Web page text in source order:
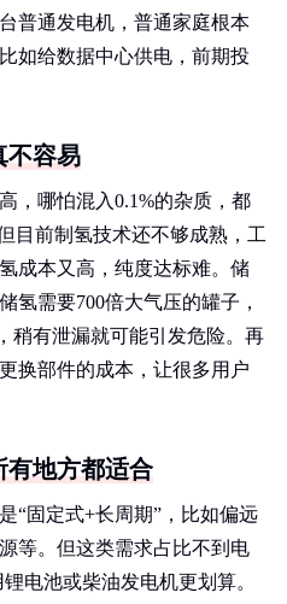
普通发电机，普通家庭根本
如给数据中心供电，前期投
不容易
，哪怕混入0.1%的杂质，都
目前制氢技术还不够成熟，工
成本又高，纯度达标难。储
氢需要700倍大气压的罐子，
稍有泄漏就可能引发危险。再
换部件的成本，让很多用户
有地方都适合
“固定式+长周期”，比如偏远
等。但这类需求占比不到电
电池或柴油发电机更划算。